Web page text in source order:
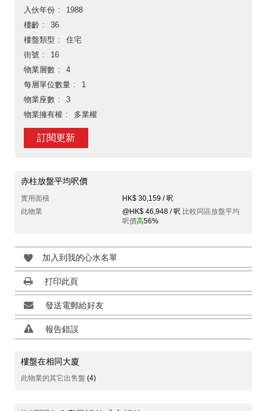
入伙年份
1988
樓齡
36
樓盤類型
住宅
街號
16
物業層數
4
每層單位數量
1
物業座數
3
物業擁有權
多業權
訂閱更新
赤柱放盤平均呎價
實用面積
HK$ 30,159 / 呎
此物業
@HK$ 46,948 / 呎 比較同區放盤平均
呎價高56%
加入到我的心水名單
打印此頁
發送電郵給好友
報告錯誤
樓盤在相同大廈
此物業的其它出售盤 (4)